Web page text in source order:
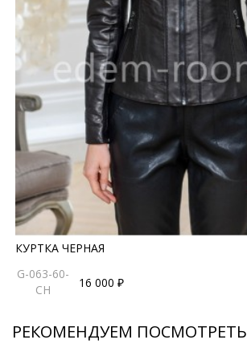
КУРТКА ЧЕРНАЯ
G-063-60-
CH
16 000 ₽
РЕКОМЕНДУЕМ ПОСМОТРЕТЬ